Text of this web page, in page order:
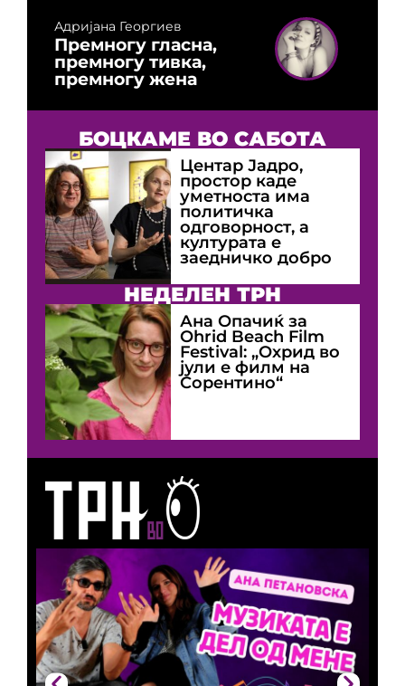
Адријана Георгиев
Премногу гласна,
премногу тивка,
премногу жена
БОЦКАМЕ ВО САБОТА
Центар Јадро,
простор каде
уметноста има
политичка
одговорност, а
културата е
заедничко добро
НЕДЕЛЕН ТРН
Ана Опачиќ за
Оhrid Beach Film
Festival: „Охрид во
јули е филм на
Сорентино“